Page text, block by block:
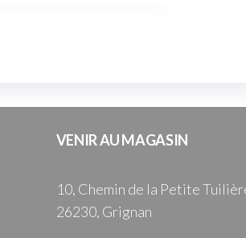
VENIR AU MAGASIN
10, Chemin de la Petite
26230, Grignan